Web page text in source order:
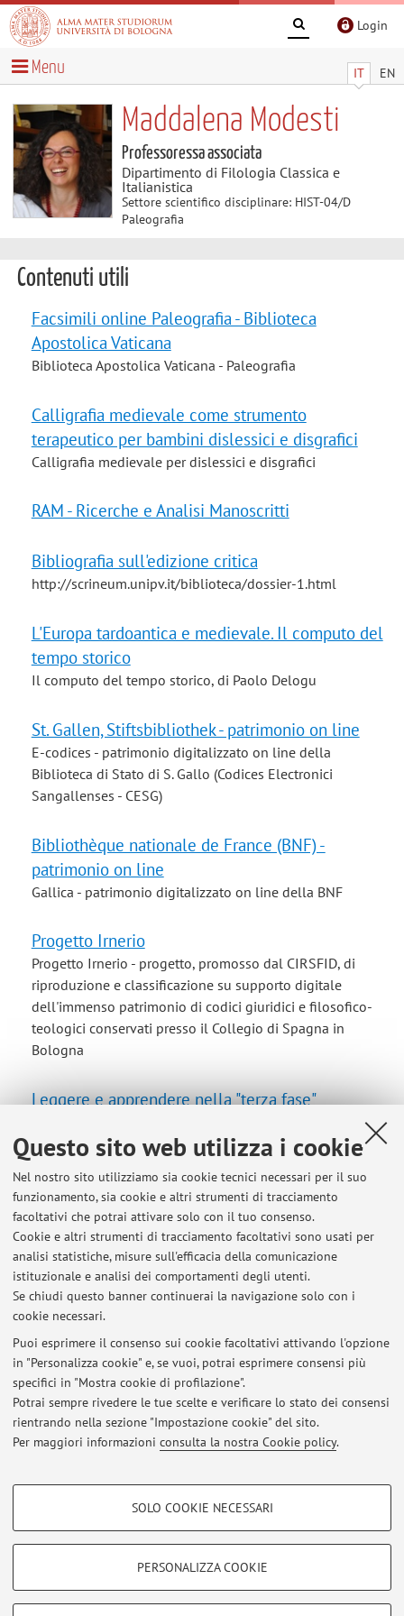
Questo sito web utilizza i cookie
Nel nostro sito utilizziamo sia cookie tecnici necessari per il suo
funzionamento, sia cookie e altri strumenti di tracciamento
facoltativi che potrai attivare solo con il tuo consenso.
Cookie e altri strumenti di tracciamento facoltativi sono usati per
analisi statistiche, misure sull'efficacia della comunicazione
istituzionale e analisi dei comportamenti degli utenti.
Se chiudi questo banner continuerai la navigazione solo con i
cookie necessari.
Puoi esprimere il consenso sui cookie facoltativi attivando l'opzione
in "Personalizza cookie" e, se vuoi, potrai esprimere consensi più
specifici in "Mostra cookie di profilazione".
Potrai sempre rivedere le tue scelte e verificare lo stato dei consensi
rientrando nella sezione "Impostazione cookie" del sito.
Per maggiori informazioni consulta la nostra Cookie policy.
COOKIE DI PROFILAZIONE - FACOLTATIVI
SOLO COOKIE NECESSARI
PERSONALIZZA COOKIE
Login
IT EN
Menu
Maddalena Modesti
Professoressa associata
Dipartimento di Filologia Classica e
Italianistica
Settore scientifico disciplinare: HIST-04/D
Paleografia
Contenuti utili
Facsimili online Paleografia - Biblioteca
Apostolica Vaticana
Biblioteca Apostolica Vaticana - Paleografia
Calligrafia medievale come strumento
terapeutico per bambini dislessici e disgrafici
Calligrafia medievale per dislessici e disgrafici
RAM - Ricerche e Analisi Manoscritti
Bibliografia sull'edizione critica
http://scrineum.unipv.it/biblioteca/dossier-1.html
L'Europa tardoantica e medievale. Il computo del
tempo storico
Il computo del tempo storico, di Paolo Delogu
St. Gallen, Stiftsbibliothek - patrimonio on line
E-codices - patrimonio digitalizzato on line della
Biblioteca di Stato di S. Gallo (Codices Electronici
Sangallenses - CESG)
Bibliothèque nationale de France (BNF) -
patrimonio on line
Gallica - patrimonio digitalizzato on line della BNF
Progetto Irnerio
Progetto Irnerio - progetto, promosso dal CIRSFID, di
riproduzione e classificazione su supporto digitale
dell'immenso patrimonio di codici giuridici e filosofico-
teologici conservati presso il Collegio di Spagna in
Bologna
Leggere e apprendere nella "terza fase"
apprendere nell'era del web e dei supporti digitali: Non
L'apprendimento del corsivo nelle scuole
Dagli archivi del Corriere.it: IL corsivo nelle scuole
Vedi altri contenuti
Ultimi avvisi
Al momento non sono presenti avvisi.
Area riservata
Accedi tramiteloginper gestire tutti i contenuti del sito.